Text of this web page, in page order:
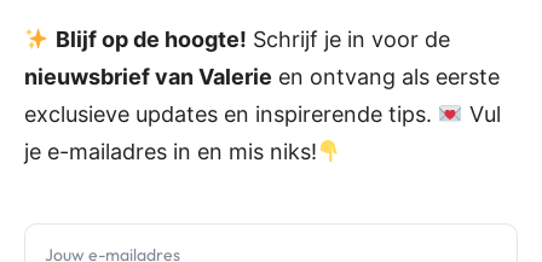
Blijf op de hoogte! Schrijf je in voor de
nieuwsbrief van Valerie en ontvang als eerste
exclusieve updates en inspirerende tips.
Vul
je e-mailadres in en mis niks!